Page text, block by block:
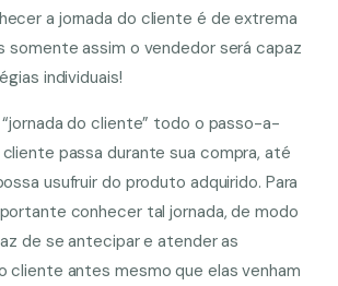
a jornada do cliente é de extrema
somente assim o vendedor será capaz
individuais!
do cliente” todo o passo-a-
passa durante sua compra, até
usufruir do produto adquirido. Para
conhecer tal jornada, de modo
de se antecipar e atender as
cliente antes mesmo que elas venham